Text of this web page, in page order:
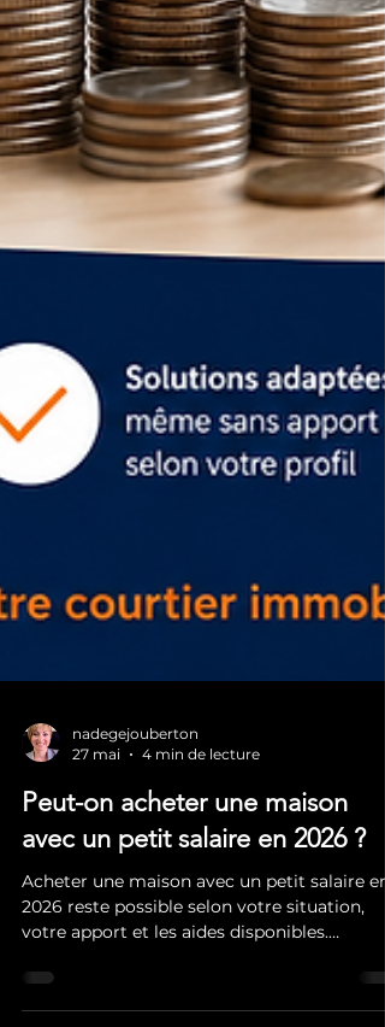
27 mai
4 min de lecture
Peut-on acheter une maison
avec un petit salaire en 2026 ?
Acheter une maison avec un petit salaire en
votre apport et les aides disponibles.